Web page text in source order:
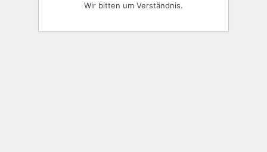
Wir bitten um Verständnis.